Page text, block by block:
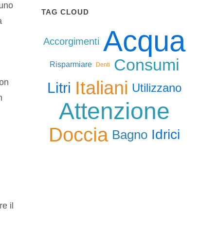
il
TAG CLOUD
Accorgimenti Acqua
Risparmiare Denti Consumi
Litri Italiani Utilizzano
Attenzione
Doccia Bagno Idrici